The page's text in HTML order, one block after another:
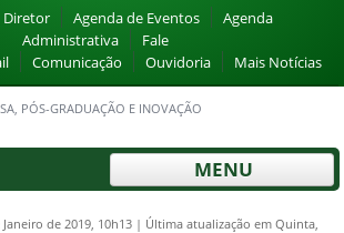
Diretor Agenda de Eventos
Agenda
Administrativa
Fale
Comunicação Ouvidoria Mais Notícias
PÓS-GRADUAÇÃO E INOVAÇÃO
MENU
de 2019, 10h13 | Última atualização em Quinta,